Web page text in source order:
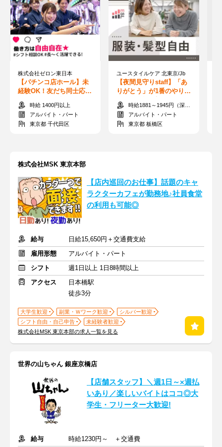
株式会社ゼロン東日本
【パチンコ店ホール】未
経験OK！友だち同士応募
OK！人気の日払いシステ
ムあり！
時給 1400円以上
アルバイト・パート
東京都 千代田区
ユースタイルケア 北東京/Jb
【夜間見守りstaff】「あ
りがとう」が1番のやりが
い◎無資格&未経験でも
スタートできる/Jb
時給1881～1945円（深夜手当含む）＋交通費支給
アルバイト・パート
東京都 板橋区
株式会社MSK 東京本部
【店内巡回のお仕事】話題のキャ
ラクターカフェが勤務地♪社員食堂
の利用も可能◎
給与
日給15,650円＋交通費支給
雇用形態
アルバイト・パート
シフト
週1日以上 1日8時間以上
アクセス
日本橋駅
徒歩3分
大学生歓迎 副業・Ｗワーク歓迎
シルバー歓迎
シフト自由・自己申告
未経験者歓迎
株式会社MSK 東京本部の求人一覧を見る
世界の山ちゃん 銀座京橋店
【店舗スタッフ】＼週1日～×週払
いあり／楽しいバイトはココ◎大
学生・フリーター大歓迎!
給与 時給1230円～ ＋交通費